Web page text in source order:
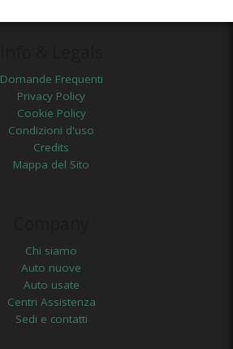
Domande Frequenti
Privacy Policy
Cookie Policy
Condizioni d'uso
Credits
Mappa del Sito
Chi siamo
Auto nuove
Auto usate
Centri Assistenza
Sedi e contatti